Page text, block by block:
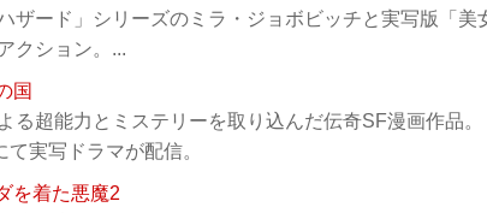
ハザード」シリーズのミラ・ジョボビッチと実写版「
クション。...
国
る超能力とミステリーを取り込んだ伝奇SF漫画作品。
て実写ドラマが配信。
を着た悪魔2